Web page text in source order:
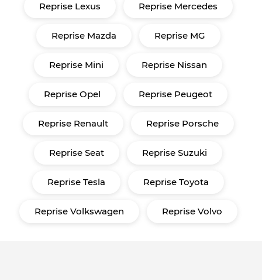
Reprise Lexus Reprise Mercedes
Reprise Mazda Reprise MG
Reprise Mini Reprise Nissan
Reprise Opel Reprise Peugeot
Reprise Renault Reprise Porsche
Reprise Seat Reprise Suzuki
Reprise Tesla Reprise Toyota
Reprise Volkswagen Reprise Volvo